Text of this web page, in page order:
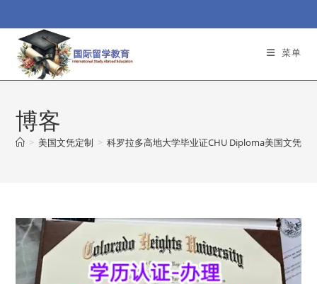
to
content
菜单
博客
> 美国文凭定制 > 科罗拉多高地大学毕业证CHU Diploma美国文凭办